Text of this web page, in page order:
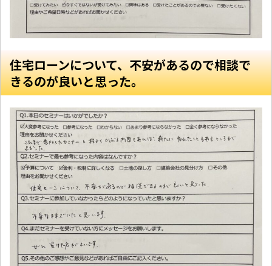
住宅ローンについて、不安があるので相談で
きるのが良いと思った。